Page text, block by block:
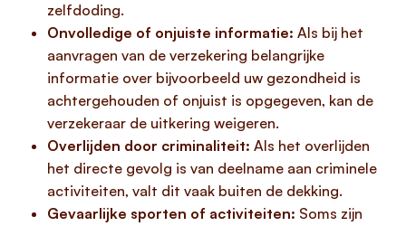
zelfdoding.
Onvolledige of onjuiste informatie: Als bij het
aanvragen van de verzekering belangrijke
informatie over bijvoorbeeld uw gezondheid is
achtergehouden of onjuist is opgegeven, kan de
verzekeraar de uitkering weigeren.
Overlijden door criminaliteit: Als het overlijden
het directe gevolg is van deelname aan criminele
activiteiten, valt dit vaak buiten de dekking.
Gevaarlijke sporten of activiteiten: Soms zijn